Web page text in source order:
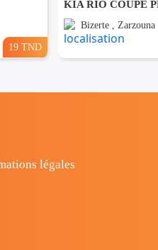
19 TND
Bizerte , Zarzouna
légales